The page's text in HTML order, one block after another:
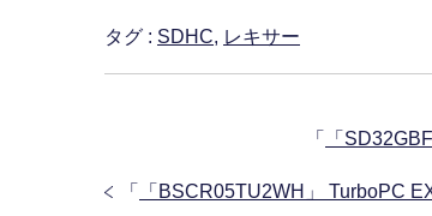
タグ : SDHC, レキサー
「 「
「 「BSCR05TU2WH」 TurboPC